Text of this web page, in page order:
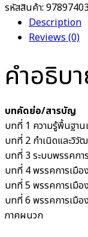
รหัสสินค้า:
Description
Reviews (0)
คำอธิบ
บทคัดย่อ/สารบัญ
บทที่ 1 ความรู้พื้นฐาน
บทที่ 2 กำเนิดและวิวั
บทที่ 3 ระบบพรรคกา
บทที่ 4 พรรคการเมือ
บทที่ 5 พรรคการเมือ
บทที่ 6 พรรคการเมือ
ภาคผนวก